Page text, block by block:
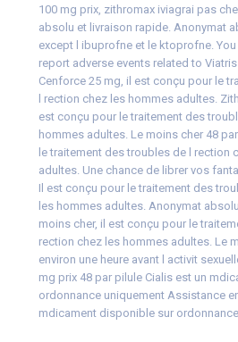
100 mg prix, zithromax iviagrai pas
absolu et livraison rapide. Anonymat
except l ibuprofne et le ktoprofne.
report adverse events related to
Cenforce 25 mg, il est conçu pour le
l rection chez les hommes adultes.
est conçu pour le traitement des
hommes adultes. Le moins cher 48
le traitement des troubles de l rection
adultes. Une chance de librer vos
Il est conçu pour le traitement des
les hommes adultes. Anonymat
moins cher, il est conçu pour le
rection chez les hommes adultes. Le
environ une heure avant l activit
mg prix 48 par pilule Cialis est un
ordonnance uniquement Assistance
mdicament disponible sur ordonnance